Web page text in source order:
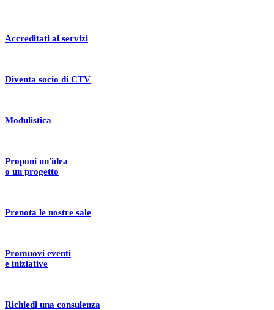
Accreditati ai servizi
Diventa socio di CTV
Modulistica
Proponi un'idea
o un progetto
Prenota le nostre sale
Promuovi eventi
e iniziative
Richiedi una consulenza